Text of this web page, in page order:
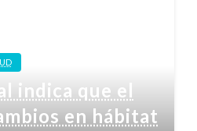
indica que el
en hábitat